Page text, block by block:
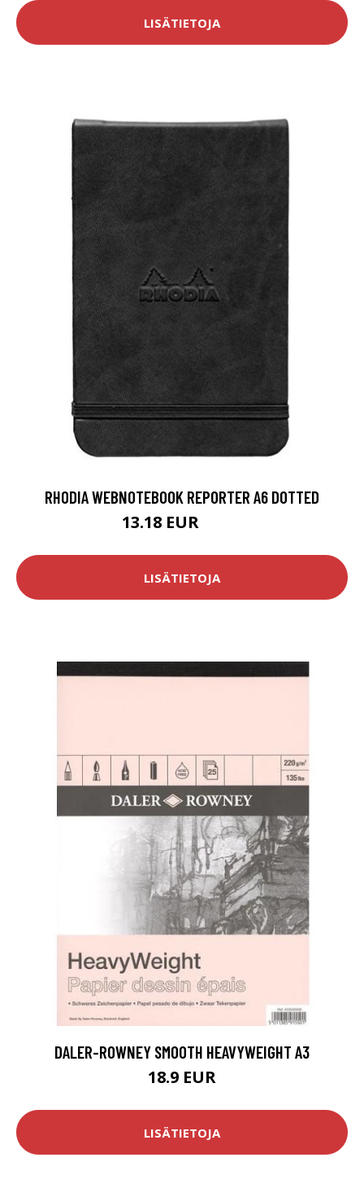
LISÄTIETOJA
RHODIA WEBNOTEBOOK REPORTER A6 DOTTED
13.18 EUR
LISÄTIETOJA
DALER-ROWNEY SMOOTH HEAVYWEIGHT A3
18.9 EUR
LISÄTIETOJA